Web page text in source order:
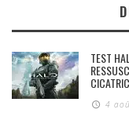
TEST
4